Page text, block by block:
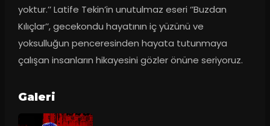
yoktur.’’ Latife Tekin’in unutulmaz eseri ‘’Buzdan
Kılıçlar’’, gecekondu hayatının iç yüzünü ve
yoksulluğun penceresinden hayata tutunmaya
çalışan insanların hikayesini gözler önüne seriyoruz.
Galeri